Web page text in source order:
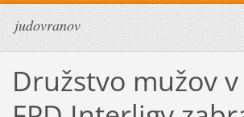
judovranov
Družstvo mužov